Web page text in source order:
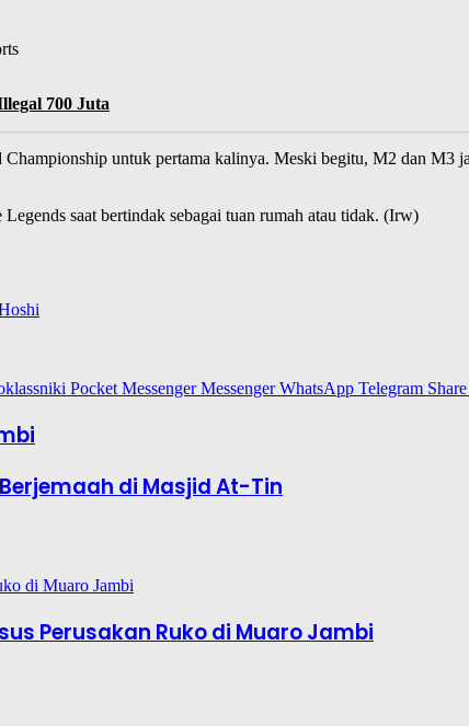
700 Juta
untuk pertama kalinya. Meski begitu, M2 dan
saat bertindak sebagai tuan rumah atau tidak. (Irw)
Pocket Messenger Messenger WhatsApp Telegram
Berjemaah di Masjid At-Tin
Perusakan Ruko di Muaro Jambi